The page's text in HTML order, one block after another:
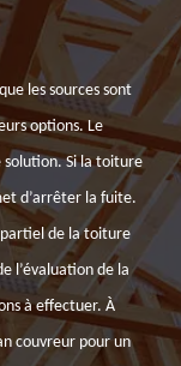
les sources sont
options. Le
Si la toiture
d’arrêter la fuite.
de la toiture
l’évaluation de la
à effectuer. À
couvreur pour un